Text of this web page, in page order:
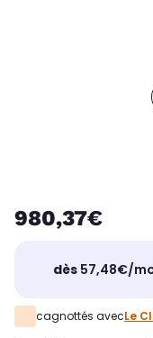
980,37€
dès 57,48€/
cagnottés avecLe